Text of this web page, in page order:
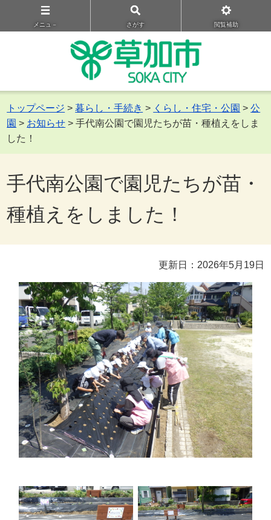
メニュ－ さがす 閲覧補助
トップページ >暮らし・手続き > くらし・住宅・公園 >公
園 > お知らせ > 手代南公園で園児たちが苗・種植えをしま
した！
手代南公園で園児たちが苗・
種植えをしました！
更新日：2026年5月19日